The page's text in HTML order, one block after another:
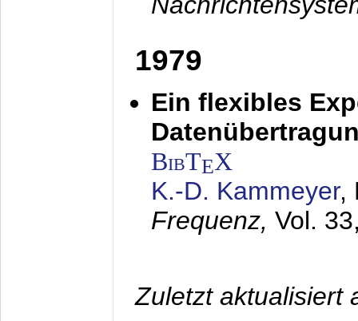
1979
Ein flexibles
BibTEX
K.-D. Kammeyer,
Frequenz, Vol.
Zuletzt aktualisiert